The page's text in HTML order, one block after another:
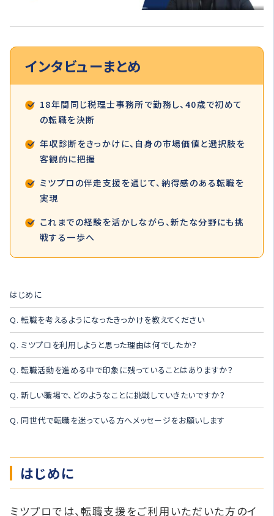
インタビューまとめ
18年間同じ税理士事務所で勤務し、40歳で初めて
の転職を決断
年収診断をきっかけに、自身の市場価値と選択肢を
客観的に把握
ミツプロの伴走支援を通じて、納得感のある転職を
実現
これまでの経験を活かしながら、新たな分野にも挑
戦する一歩へ
はじめに
Q. 転職を考えるようになったきっかけを教えてください
Q. ミツプロを利用しようと思った理由は何でしたか？
Q. 転職活動を進める中で印象に残っていることはありますか？
Q. 新しい職場で、どのようなことに挑戦していきたいですか？
Q. 同世代で転職を迷っている方へメッセージをお願いします
はじめに
ミツプロでは、転職支援をご利用いただいた方のイ